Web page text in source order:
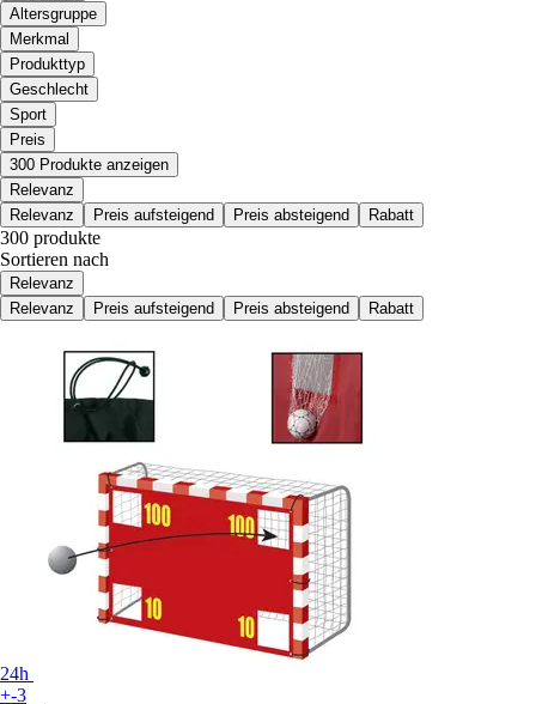
Altersgruppe
Merkmal
Produkttyp
Geschlecht
Sport
Preis
300 Produkte anzeigen
Relevanz
Relevanz
Preis aufsteigend Preis absteigend Rabatt
300 produkte
Sortieren nach
Relevanz
Relevanz
Preis aufsteigend Preis absteigend Rabatt
24h
+-3